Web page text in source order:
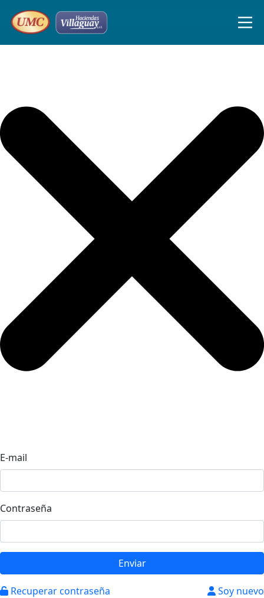
Iniciar sesión
E-mail
Contraseña
Enviar
Recuperar contraseña Soy nuevo